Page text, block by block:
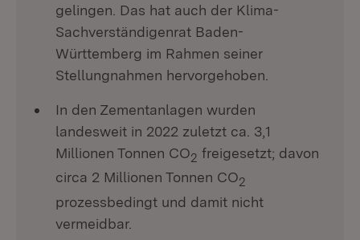
gelingen. Das hat auch der Klima-
Sachverständigenrat Baden-
Württemberg im Rahmen seiner
Stellungnahmen hervorgehoben.
In den Zementanlagen wurden
landesweit in 2022 zuletzt ca. 3,1
Millionen Tonnen CO2 freigesetzt; davon
circa 2 Millionen Tonnen CO2
prozessbedingt und damit nicht
vermeidbar.